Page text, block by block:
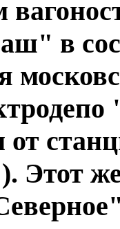
в
от
Этот же